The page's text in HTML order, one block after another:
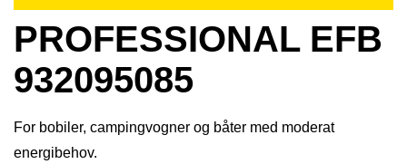
PROFESSIONAL EFB
932095085
For bobiler, campingvogner og båter med moderat
energibehov.